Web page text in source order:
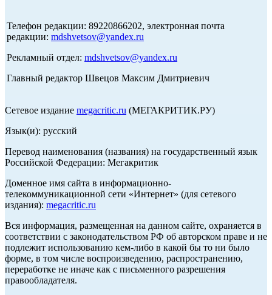
Телефон редакции: 89220866202, электронная почта
редакции: mdshvetsov@yandex.ru
Рекламный отдел: mdshvetsov@yandex.ru
Главный редактор Швецов Максим Дмитриевич
Сетевое издание megacritic.ru (МЕГАКРИТИК.РУ)
Язык(и): русский
Перевод наименования (названия) на государственный язык
Российской Федерации: Мегакритик
Доменное имя сайта в информационно-
телекоммуникационной сети «Интернет» (для сетевого
издания): megacritic.ru
Вся информация, размещенная на данном сайте, охраняется в
соответствии с законодательством РФ об авторском праве и не
подлежит использованию кем-либо в какой бы то ни было
форме, в том числе воспроизведению, распространению,
переработке не иначе как с письменного разрешения
правообладателя.